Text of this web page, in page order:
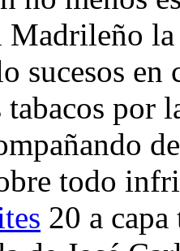
Madrileño
sucesos
por
todo
20 a